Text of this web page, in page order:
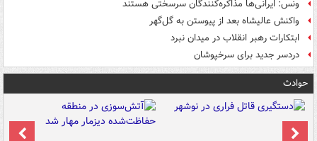
ونس: ایرانی‌ها مذاکره‌کنندگان سرسختی هستند
واکنش عالیشاه بعد از پیوستن به گل‌گهر
ابتکارات رهبر انقلاب در میدان نبرد
دردسر جدید برای سرخپوشان
حوادث